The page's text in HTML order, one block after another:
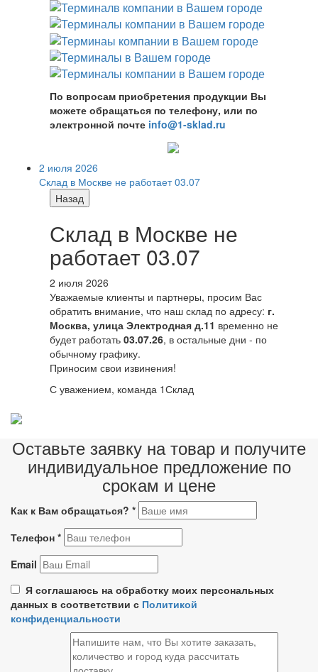
По вопросам приобретения продукции Вы
можете обращаться по телефону, или по
электронной почте info@1-sklad.ru
2 июля 2026
Склад в Москве не работает 03.07
Назад
Склад в Москве не
работает 03.07
2 июля 2026
Уважаемые клиенты и партнеры, просим Вас
обратить внимание, что наш склад по адресу: г.
Москва, улица Электродная д.11 временно не
будет работать 03.07.26, в остальные дни - по
обычному графику.
Приносим свои извинения!
С уважением, команда 1Склад
Оставьте заявку на товар и получите
индивидуальное предложение по
срокам и цене
Как к Вам обращаться? *
Телефон *
Email
Я соглашаюсь на обработку моих персональных
данных в соответствии с Политикой
конфиденциальности